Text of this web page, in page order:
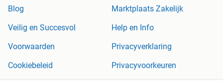
Blog
Marktplaats Zakelijk
Veilig en Succesvol
Help en Info
Voorwaarden
Privacyverklaring
Cookiebeleid
Privacyvoorkeuren